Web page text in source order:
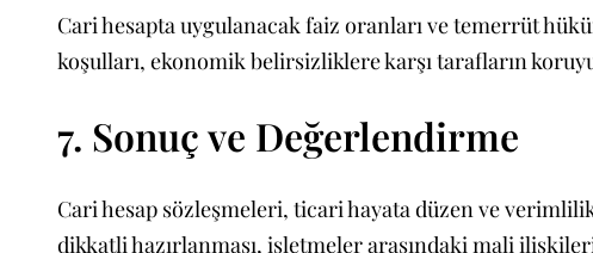
Cari hesapta uygulanacak faiz oranları ve temerrüt
koşulları, ekonomik belirsizliklere karşı tarafların
7. Sonuç ve Değerlendirme
Cari hesap sözleşmeleri, ticari hayata düzen ve
dikkatli hazırlanması, işletmeler arasındaki mali